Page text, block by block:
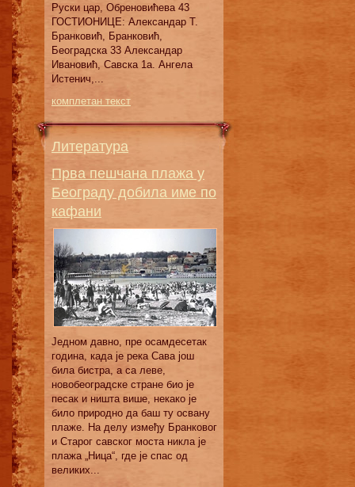
Руски цар, Обреновићева 43
ГОСТИОНИЦЕ: Александар Т.
Бранковић, Бранковић,
Београдска 33 Александар
Ивановић, Савска 1а. Ангела
Истенич,...
комплетан текст
Литература
Прва пешчана плажа у
Београду добила име по
кафани
Једном давно, пре осамдесетак
година, када је река Сава још
била бистра, а са леве,
новобеоградске стране био је
песак и ништа више, некако је
било природно да баш ту освану
плаже. На делу између Бранковог
и Старог савског моста никла је
плажа „Ница“, где је спас од
великих...